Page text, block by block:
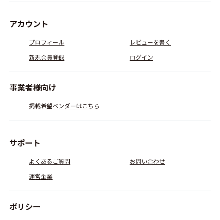
アカウント
プロフィール
レビューを書く
新規会員登録
ログイン
事業者様向け
掲載希望ベンダーはこちら
サポート
よくあるご質問
お問い合わせ
運営企業
ポリシー